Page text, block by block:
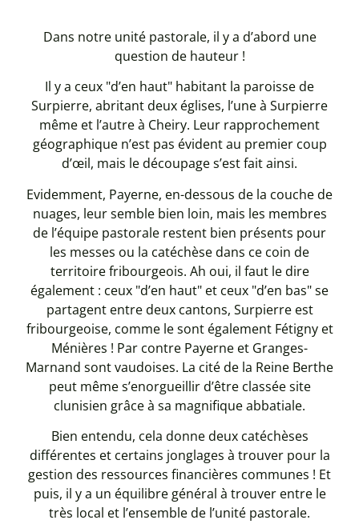
Dans notre unité pastorale, il y a d’abord une
question de hauteur !
Il y a ceux "d’en haut" habitant la paroisse de
Surpierre, abritant deux églises, l’une à Surpierre
même et l’autre à Cheiry. Leur rapprochement
géographique n’est pas évident au premier coup
d’œil, mais le découpage s’est fait ainsi.
Evidemment, Payerne, en-dessous de la couche de
nuages, leur semble bien loin, mais les membres
de l’équipe pastorale restent bien présents pour
les messes ou la catéchèse dans ce coin de
territoire fribourgeois. Ah oui, il faut le dire
également : ceux "d’en haut" et ceux "d’en bas" se
partagent entre deux cantons, Surpierre est
fribourgeoise, comme le sont également Fétigny et
Ménières ! Par contre Payerne et Granges-
Marnand sont vaudoises. La cité de la Reine Berthe
peut même s’enorgueillir d’être classée site
clunisien grâce à sa magnifique abbatiale.
Bien entendu, cela donne deux catéchèses
différentes et certains jonglages à trouver pour la
gestion des ressources financières communes ! Et
puis, il y a un équilibre général à trouver entre le
très local et l’ensemble de l’unité pastorale.